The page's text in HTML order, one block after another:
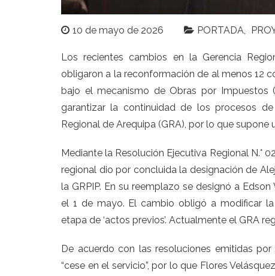
10 de mayo de 2026 PORTADA
Los recientes cambios en la Gerencia
obligaron a la reconformación de al menos 12
bajo el mecanismo de Obras por Impuestos
garantizar la continuidad de los procesos
Regional de Arequipa (GRA), por lo que supone
Mediante la Resolución Ejecutiva Regional N.°
regional dio por concluida la designación de
la GRPIP. En su reemplazo se designó a
el 1 de mayo. El cambio obligó a modificar
etapa de ‘actos previos’. Actualmente el GRA
De acuerdo con las resoluciones emitidas
“cese en el servicio”, por lo que Flores